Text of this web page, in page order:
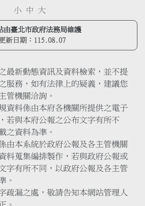
小 中 大
由臺北市政府法務局維護
新日期： 115.08.07
最新動態資訊及資料檢索，並不提
服務，如有法律上的疑義，建議您
管機關洽詢。
資料係由本府各機關所提供之電子
若與本府公報之公布文字有所不
之資料為準。
由本系統於政府公報及各主管機關
料蒐集編排製作，若與政府公報或
字有所不同，以政府公報及各主管
。
疏漏之處，敬請告知本網站管理人
。